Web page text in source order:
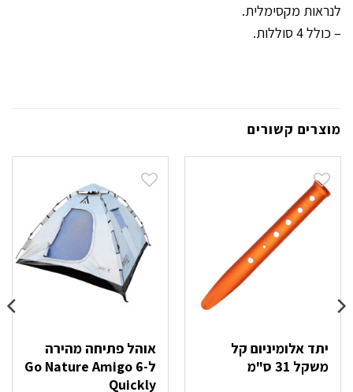
לנראות מקסימלית.
– כולל 4 סוללות.
מוצרים קשורים
יתד אלומיניום קל
משקל 31 ס"מ
אוהל פתיחה מהירה
ל-6 Go Nature Amigo
Quickly